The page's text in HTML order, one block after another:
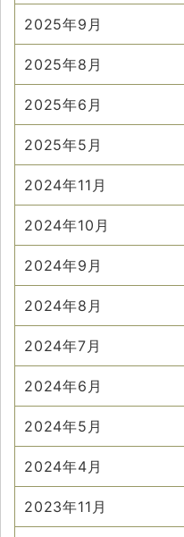
2025年9月
2025年8月
2025年6月
2025年5月
2024年11月
2024年10月
2024年9月
2024年8月
2024年7月
2024年6月
2024年5月
2024年4月
2023年11月